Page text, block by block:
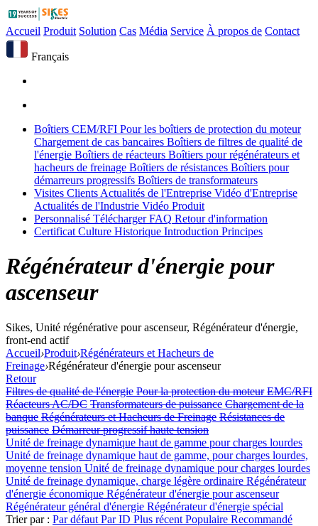
Accueil Produit Solution Cas Média Service À propos de Contact
Français
Boîtiers CEM/RFI Pour les boîtiers de protection du moteur
Chargement de cas bancaires Boîtiers de filtres de qualité de
l'énergie Boîtiers de réacteurs Boîtiers pour régénérateurs et
hacheurs de freinage Boîtiers de résistances Boîtiers pour
démarreurs progressifs Boîtiers de transformateurs
Visites Clients Actualités de l'Entreprise Vidéo d'Entreprise
Actualités de l'Industrie Vidéo Produit
Personnalisé Télécharger FAQ Retour d'information
Certificat Culture Historique Introduction Principes
Régénérateur d'énergie pour
ascenseur
Sikes, Unité régénérative pour ascenseur, Régénérateur d'énergie,
front-end actif
Accueil›Produit›Régénérateurs et Hacheurs de
Freinage›Régénérateur d'énergie pour ascenseur
Retour
Filtres de qualité de l'énergie Pour la protection du moteur EMC/RFI
Réacteurs AC/DC Transformateurs de puissance Chargement de la
banque Régénérateurs et Hacheurs de Freinage Résistances de
puissance Démarreur progressif haute tension
Unité de freinage dynamique haut de gamme pour charges lourdes
Unité de freinage dynamique haut de gamme, pour charges lourdes,
moyenne tension Unité de freinage dynamique pour charges lourdes
Unité de freinage dynamique, charge légère ordinaire Régénérateur
d'énergie économique Régénérateur d'énergie pour ascenseur
Régénérateur général d'énergie Régénérateur d'énergie spécial
Trier par : Par défaut Par ID Plus récent Populaire Recommandé